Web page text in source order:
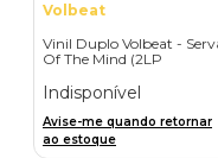
Volbeat
Vinil Duplo Volbeat -
Of The Mind (2LP
Importado
Indisponível
Avise-me quando retornar
ao estoque